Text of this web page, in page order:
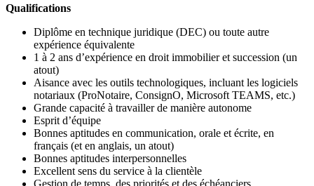
Qualifications
Diplôme en technique juridique (DEC) ou toute autre
expérience équivalente
1 à 2 ans d’expérience en droit immobilier et succession (un
atout)
Aisance avec les outils technologiques, incluant les logiciels
notariaux (ProNotaire, ConsignO, Microsoft TEAMS, etc.)
Grande capacité à travailler de manière autonome
Esprit d’équipe
Bonnes aptitudes en communication, orale et écrite, en
français (et en anglais, un atout)
Bonnes aptitudes interpersonnelles
Excellent sens du service à la clientèle
Gestion de temps, des priorités et des échéanciers